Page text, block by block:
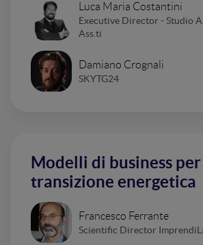
Luca Maria Costantini
Executive Director - Studio
Ass.ti
Damiano Crognali
SKYTG24
Modelli di business
transizione energetica
Francesco Ferrante
Scientific Director